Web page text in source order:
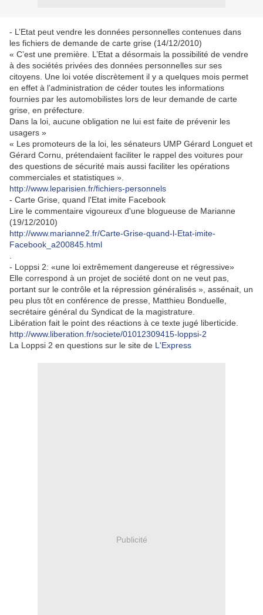
- L’Etat peut vendre les données personnelles contenues dans
les fichiers de demande de carte grise (14/12/2010)
« C’est une première. L’Etat a désormais la possibilité de vendre
à des sociétés privées des données personnelles sur ses
citoyens. Une loi votée discrètement il y a quelques mois permet
en effet à l’administration de céder toutes les informations
fournies par les automobilistes lors de leur demande de carte
grise, en préfecture.
Dans la loi, aucune obligation ne lui est faite de prévenir les
usagers »
« Les promoteurs de la loi, les sénateurs UMP Gérard Longuet et
Gérard Cornu, prétendaient faciliter le rappel des voitures pour
des questions de sécurité mais aussi faciliter les opérations
commerciales et statistiques ».
http://www.leparisien.fr/fichiers-personnels
- Carte Grise, quand l'Etat imite Facebook
Lire le commentaire vigoureux d'une blogueuse de Marianne
(19/12/2010)
http://www.marianne2.fr/Carte-Grise-quand-l-Etat-imite-
Facebook_a200845.html
- Loppsi 2: «une loi extrêmement dangereuse et régressive»
Elle correspond à un projet de société dont on ne veut pas,
portant sur le contrôle et la répression généralisés », assénait, un
peu plus tôt en conférence de presse, Matthieu Bonduelle,
secrétaire général du Syndicat de la magistrature.
Libération fait le point des réactions à ce texte jugé liberticide.
http://www.liberation.fr/societe/01012309415-loppsi-2
La Loppsi 2 en questions sur le site de L'Express
Publicité